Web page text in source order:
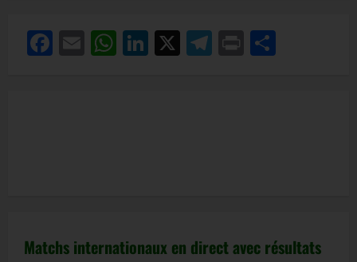
Facebook
EmailWhatsApp
LinkedIn
X Telegram
Print
Matchs internationaux en direct avec résultats